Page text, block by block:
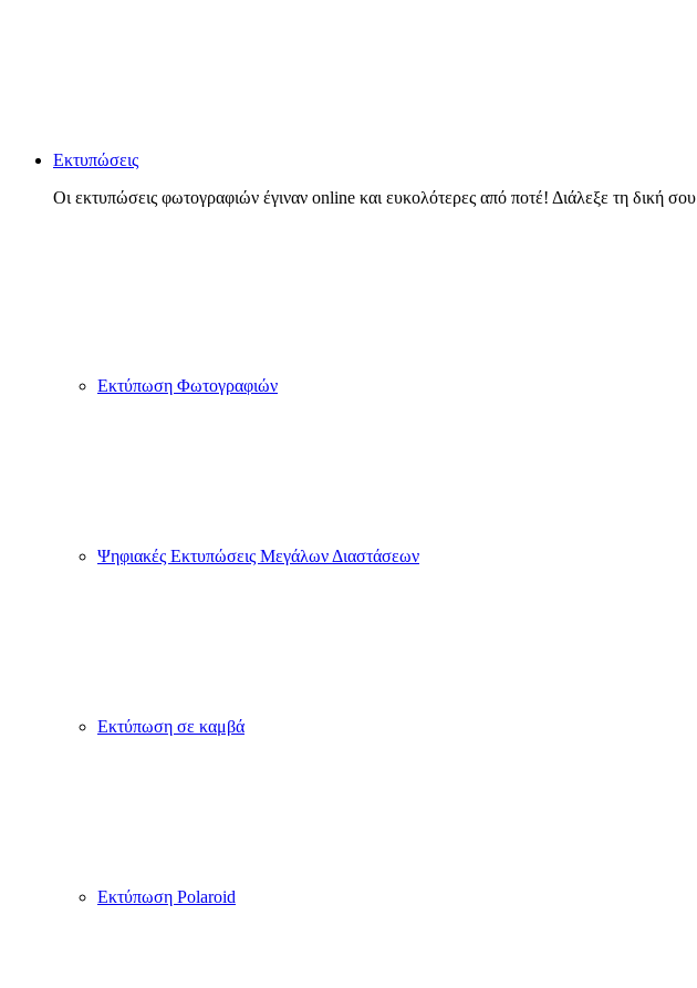
Εκτυπώσεις
Οι εκτυπώσεις φωτογραφιών έγιναν online και ευκολότερες από ποτέ! Διάλεξε τη δική σου
Εκτύπωση Φωτογραφιών
Ψηφιακές Εκτυπώσεις Μεγάλων Διαστάσεων
Εκτύπωση σε καμβά
Εκτύπωση Polaroid